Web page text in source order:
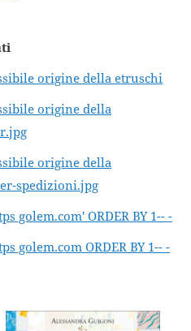
origine della etruschi
origine della
origine della
spedizioni.jpg
golem.com' ORDER BY 1-- -
golem.com ORDER BY 1-- -